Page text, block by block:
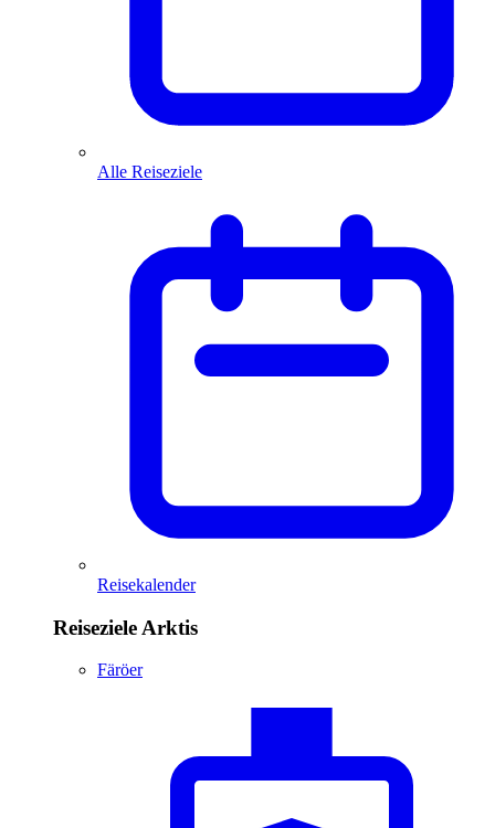
Alle Reiseziele
Reisekalender
Reiseziele Arktis
Färöer